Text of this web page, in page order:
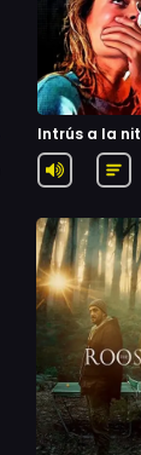
Intrús a la nit